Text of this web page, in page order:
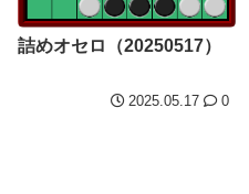
詰めオセロ（20250517）
2025.05.17 0